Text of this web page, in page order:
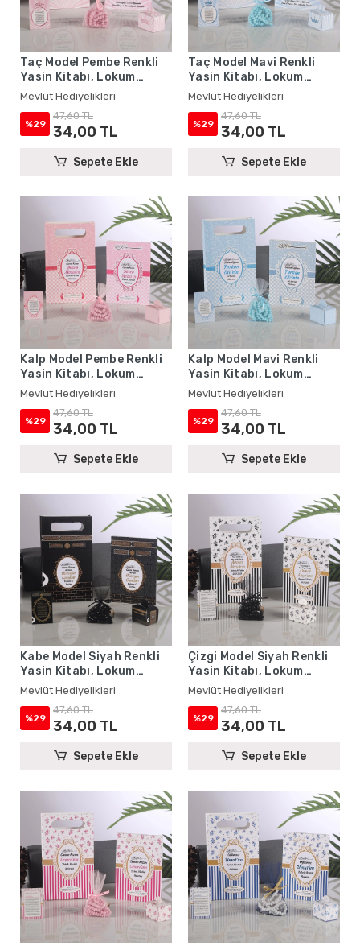
Taç Model Pembe Renkli
Yasin Kitabı, Lokum
Kutusu, Magnet, Karton
Çanta ve Tesbih - Mevlüt
Hediyelikleri
Mevlüt Hediyelikleri
%29
47,60 TL
34,00 TL
Sepete Ekle
Taç Model Mavi Renkli
Yasin Kitabı, Lokum
Kutusu, Magnet, Karton
Çanta ve Tesbih - Mevlüt
Hediyelikleri
Mevlüt Hediyelikleri
%29
47,60 TL
34,00 TL
Sepete Ekle
Kalp Model Pembe Renkli
Yasin Kitabı, Lokum
Kutusu, Magnet, Karton
Çanta ve Tesbih - Mevlüt
Hediyelikleri
Mevlüt Hediyelikleri
%29
47,60 TL
34,00 TL
Sepete Ekle
Kalp Model Mavi Renkli
Yasin Kitabı, Lokum
Kutusu, Magnet, Karton
Çanta ve Tesbih - Mevlüt
Hediyelikleri
Mevlüt Hediyelikleri
%29
47,60 TL
34,00 TL
Sepete Ekle
Kabe Model Siyah Renkli
Yasin Kitabı, Lokum
Kutusu, Magnet, Karton
Çanta ve Tesbih - Mevlüt
Hediyelikleri
Mevlüt Hediyelikleri
%29
47,60 TL
34,00 TL
Sepete Ekle
Çizgi Model Siyah Renkli
Yasin Kitabı, Lokum
Kutusu, Magnet, Karton
Çanta ve Tesbih - Mevlüt
Hediyelikleri
Mevlüt Hediyelikleri
%29
47,60 TL
34,00 TL
Sepete Ekle